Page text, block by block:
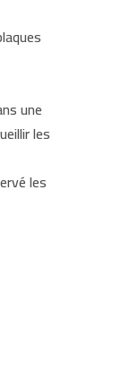
une
les
les